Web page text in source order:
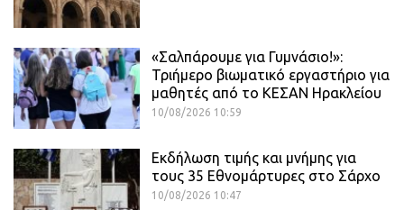
«Σαλπάρουμε για Γυμνάσιο!»:
Τριήμερο βιωματικό εργαστήριο για
μαθητές από το ΚΕΣΑΝ Ηρακλείου
10/08/2026 10:59
Εκδήλωση τιμής και μνήμης για
τους 35 Εθνομάρτυρες στο Σάρχο
10/08/2026 10:47